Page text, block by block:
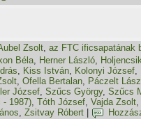
Zsolt, az FTC ificsapatának
Béla, Herner László,
, Kiss István, Kolonyi József,
, Ofella Bertalan, Páczelt
József, Szűcs György, Szűcs
- 1987), Tóth József, Vajda Zsolt,
, Zsitvay Róbert